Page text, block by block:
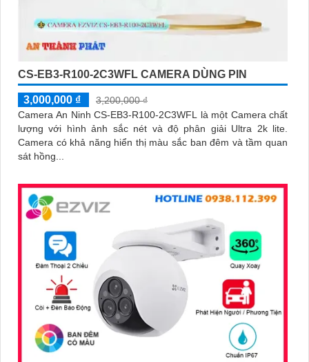
CS-EB3-R100-2C3WFL CAMERA DÙNG PIN
3,000,000 ₫
3,200,000 ₫
Camera An Ninh CS-EB3-R100-2C3WFL là một Camera chất
lượng với hình ảnh sắc nét và độ phân giải Ultra 2k lite.
Camera có khả năng hiển thị màu sắc ban đêm và tầm quan
sát hồng...